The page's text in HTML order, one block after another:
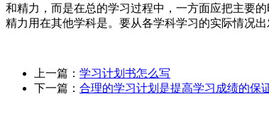
和精力，而是在总的学习过程中，一方面应把主要
精力用在其他学科是。要从各学科学习的实际情况
上一篇： 学习计划书怎么写
下一篇： 合理的学习计划是提高学习成绩的保